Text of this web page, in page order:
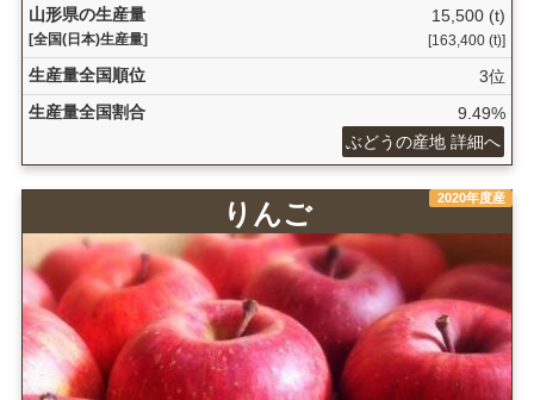
山形県の生産量
[全国(日本)生産量]
15,500 (t)
[163,400 (t)]
生産量全国順位
3位
生産量全国割合
9.49%
ぶどうの産地 詳細へ
2020年度産
りんご